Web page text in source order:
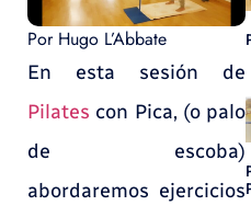
Por Hugo L’Abbate
En esta sesión de
Pilates con Pica, (o palo
de escoba)
abordaremos ejercicios